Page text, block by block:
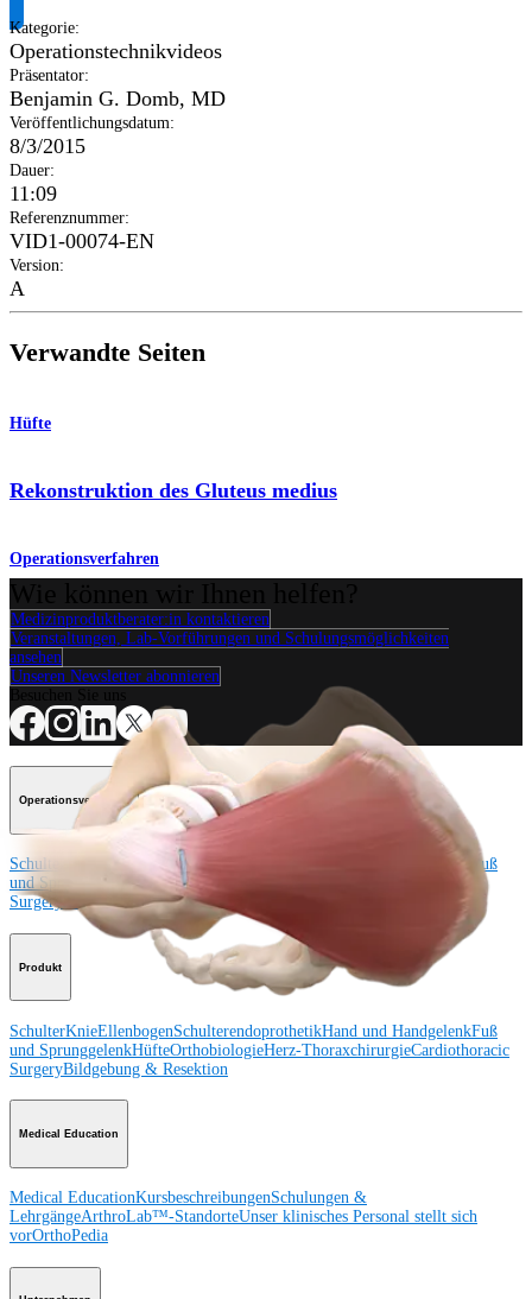
Kategorie:
Operationstechnikvideos
Präsentator:
Benjamin G. Domb, MD
Veröffentlichungsdatum:
8/3/2015
Dauer:
11:09
Referenznummer:
VID1-00074-EN
Version:
A
Verwandte Seiten
Hüfte
Rekonstruktion des Gluteus medius
Operationsverfahren
Medizinproduktberater:in kontaktieren
Veranstaltungen, Lab-Vorführungen und Schulungsmöglichkeiten
ansehen
Unseren Newsletter abonnieren
Operationsverfahren
Schulter Ellenbogen Schulterendoprothetik Hand und Handgelenk
Fuß
und Sprunggelenk
TraumaHüfte
Surgery
Wirbelsäule
Produkt
SchulterKnieEllenbogenSchulterendoprothetikHand und HandgelenkFuß
und SprunggelenkHüfteOrthobiologieHerz-ThoraxchirurgieCardiothoracic
SurgeryBildgebung & Resektion
Medical Education
Medical EducationKursbeschreibungenSchulungen &
LehrgängeArthroLab™-StandorteUnser klinisches Personal stellt sich
vorOrthoPedia